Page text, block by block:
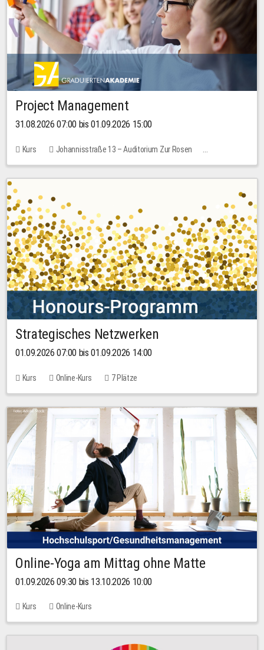
Project Management
31.08.2026 07:00 bis 01.09.2026 15:00
Kurs
Johannisstraße 13 – Auditorium Zur Rosen
Keine freien Plätze
30,00 EUR
Strategisches Netzwerken
01.09.2026 07:00 bis 01.09.2026 14:00
Kurs Online-Kurs 7 Plätze
Online-Yoga am Mittag ohne Matte
01.09.2026 09:30 bis 13.10.2026 10:00
Kurs Online-Kurs